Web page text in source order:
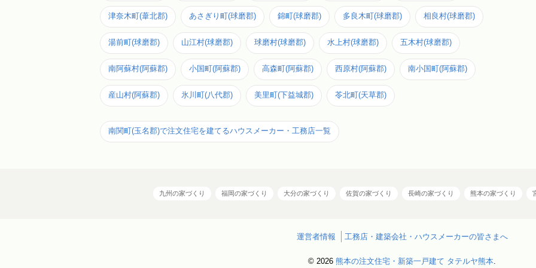
津奈木町(葦北郡) あさぎり町(球磨郡) 錦町(球磨郡) 多良木町(球磨郡) 相良村(球磨郡)
湯前町(球磨郡) 山江村(球磨郡) 球磨村(球磨郡) 水上村(球磨郡) 五木村(球磨郡)
南阿蘇村(阿蘇郡) 小国町(阿蘇郡) 高森町(阿蘇郡) 西原村(阿蘇郡) 南小国町(阿蘇郡)
産山村(阿蘇郡) 氷川町(八代郡) 美里町(下益城郡) 苓北町(天草郡)
南関町(玉名郡)で注文住宅を建てるハウスメーカー・工務店一覧
九州の家づくり 福岡の家づくり 大分の家づくり 佐賀の家づくり 長崎の家づくり 熊本の家づくり
運営者情報 工務店・建築会社・ハウスメーカーの皆さまへ
© 2026 熊本の注文住宅・新築一戸建て タテルヤ熊本.